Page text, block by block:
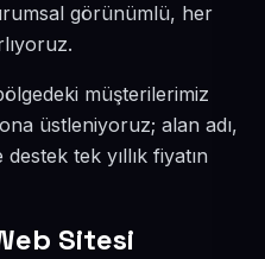
görünümlü, her
müşterilerimiz
üstleniyoruz; alan adı,
tek yıllık fiyatın
Sitesi